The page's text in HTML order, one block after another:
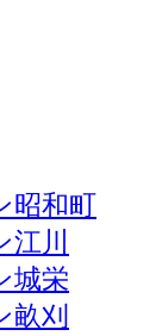
昭和町
川
城栄
畝刈